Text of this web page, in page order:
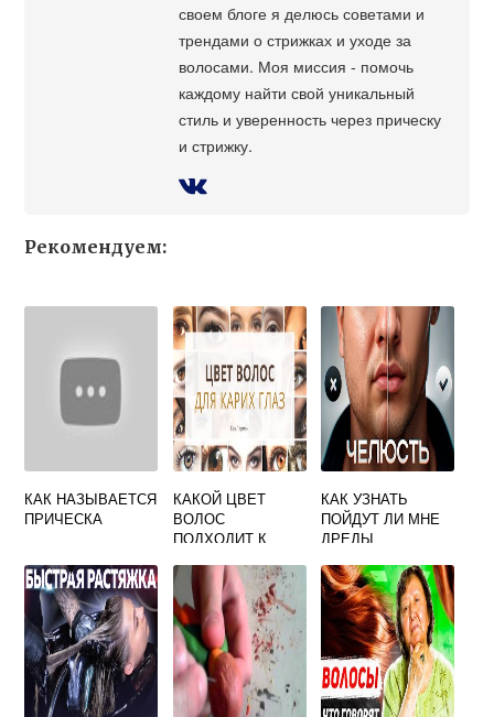
своем блоге я делюсь советами и
трендами о стрижках и уходе за
волосами. Моя миссия - помочь
каждому найти свой уникальный
стиль и уверенность через прическу
и стрижку.
Рекомендуем:
КАК НАЗЫВАЕТСЯ
ПРИЧЕСКА
КАКОЙ ЦВЕТ
ВОЛОС
ПОДХОДИТ К
ВЕСНА
КАК УЗНАТЬ
ПОЙДУТ ЛИ МНЕ
ДРЕДЫ